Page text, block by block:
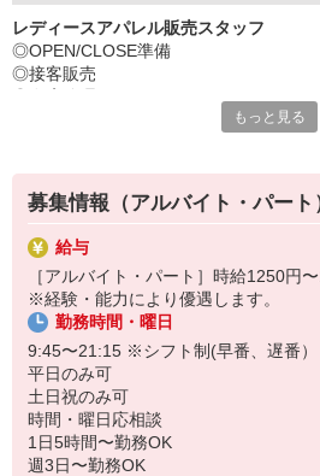
《社員登用有》ステップアップフィー
未経験から始めたスタッフも今では第
張りや努力を見逃さない環境です。社
るので是非チャレンジして下さいね☆
レディースアパレル販売スタッフ
◎OPEN/CLOSE準備
◎接客販売
◎ラッピング業務
◎店内清掃 など
接客販売を中心とした店舗業務全般をお
まずはお客様を明るく笑顔で迎えること
幅広い業務になりますが、ひとつひとつ
もっと見る
募集情報（アルバイト・パート
給与
［アルバイト・パート］時給1250円
※経験・能力により優遇します。
勤務時間・曜日
9:45〜21:15 ※シフト制(早番、遅番）
平日のみ可
土日祝のみ可
時間・曜日応相談
1日5時間〜勤務OK
週3日〜勤務OK